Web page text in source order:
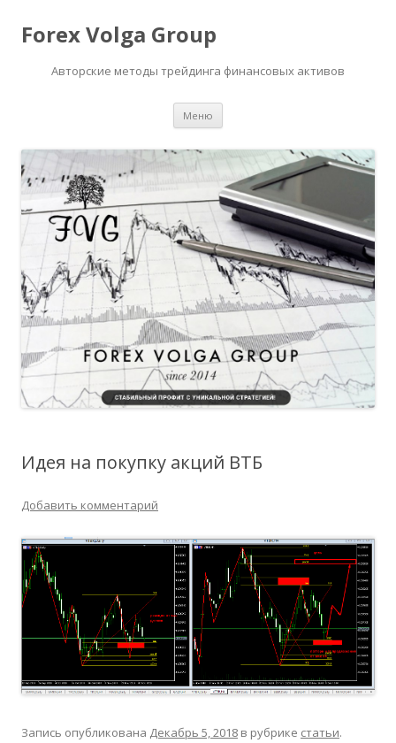
Forex Volga Group
Авторские методы трейдинга финансовых активов
Меню
Идея на покупку акций ВТБ
Добавить комментарий
Запись опубликована Декабрь 5, 2018 в рубрике статьи.